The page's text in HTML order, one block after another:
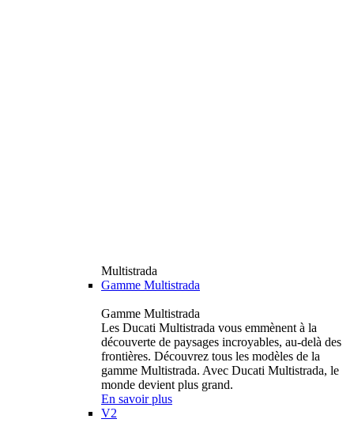
Multistrada
Gamme Multistrada
Gamme Multistrada
Les Ducati Multistrada vous emmènent à la
découverte de paysages incroyables, au-delà des
frontières. Découvrez tous les modèles de la
gamme Multistrada. Avec Ducati Multistrada, le
monde devient plus grand.
En savoir plus
V2